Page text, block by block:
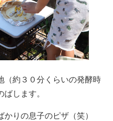
（約３０分くらいの発酵時
します。
りの息子のピザ（笑）